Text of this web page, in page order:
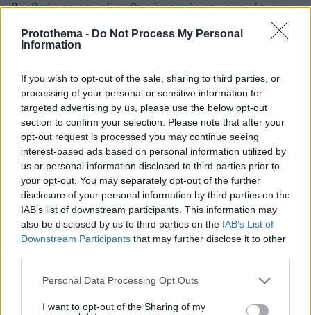
Protothema - Do Not Process My Personal
Information
If you wish to opt-out of the sale, sharing to third parties, or
processing of your personal or sensitive information for
targeted advertising by us, please use the below opt-out
section to confirm your selection. Please note that after your
opt-out request is processed you may continue seeing
interest-based ads based on personal information utilized by
us or personal information disclosed to third parties prior to
your opt-out. You may separately opt-out of the further
disclosure of your personal information by third parties on the
IAB’s list of downstream participants. This information may
also be disclosed by us to third parties on the IAB’s List of
Downstream Participants that may further disclose it to other
Please note that this website/app uses one or more Google
not limited to your visit or usage behaviour. You may click to
Personal Data Processing Opt Outs
I want to opt-out of the Sharing of my
βρεθούν πειραγμένα, θα γίνεται άρση απορρήτου και
Εγκλήματος: 6 μήνες ΜΕΣΑ χωρίς αναστολή. -
κινούνται χωρίς πινακίδες κλπ. Μόλις παρκάρει το
παλουκάρι, τον μαζεύει η ΕΛΑΣ με την μηχανή του,
χωρίς καταδιώξεις και κίνδυνο. Έξι μήνες ΜΕΣΑ
χωρίς αναστολή και κατάσχεση η μηχανή. -
Αγοράζεις μεγάλα drones να περιπολούν στην εθνική
και μεγάλους οδικούς άξονες. Βίντεο, ζουμ στην
πινακιδα και κλήση με e-mail. - Πρόστιμο 200 ευρώ
σε όσους πιάνουν επίτηδες δυο θέσεις για να βρουν
να παρκάρουν τα ρημάδια τους όταν γυρίσουν.
Απόδειξη με ανώνυμο ανέβασμα φωτό ή βίντεο στο
site. - Σε περίπτωση σοβαρού τροχαίου (μεγάλες
κατάσχονται επιτόπου και να εξετάζονται τα κινητά